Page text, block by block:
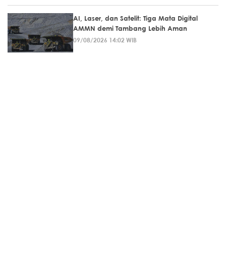
AI, Laser, dan Satelit: Tiga Mata Digital
AMMN demi Tambang Lebih Aman
09/08/2026 14:02 WIB